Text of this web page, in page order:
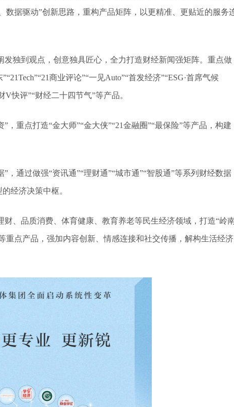
数据驱动”创新思路，重构产品矩阵，以更精准、更贴近的服务
独到观点，创意独具匠心，全力打造财经新闻强矩阵。重点做
商业评论”“一见Auto”“首发经济”“ESG·首席气候
V快评”“财经二十四节气”等产品。
点打造“金大师”“金大侠”“21金融圈”“最保险”等产品，构建
通过做强“资讯通”“理财通”“城市通”“智股通”等系列财经数据
经济决策中枢。
品质消费、体育健康、教育养老等民生经济领域，打造“岭
重点产品，强加内容创新、情感连接和社交传播，解构生活经济